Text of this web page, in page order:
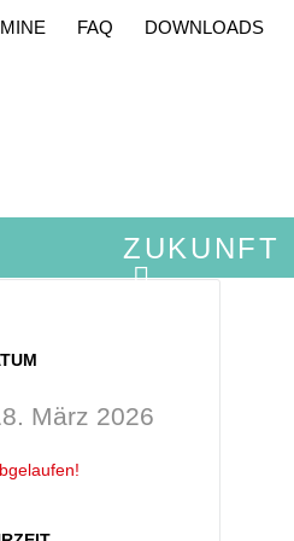
FAQ DOWNLOADS
ZUKUNFT
März 2026